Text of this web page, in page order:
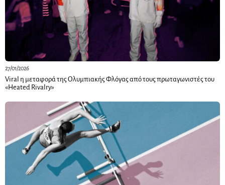
27/01/2026
Viral η μεταφορά της Ολυμπιακής Φλόγας από τους πρωταγωνιστές του
«Heated Rivalry»